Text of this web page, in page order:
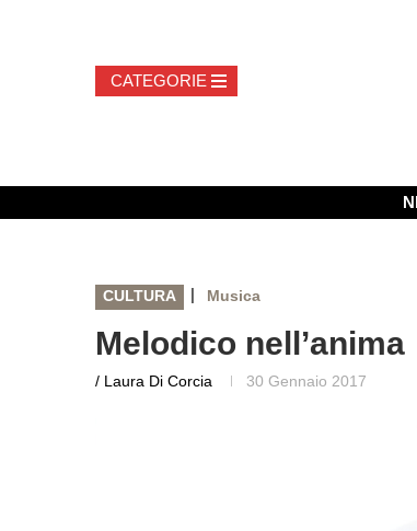
CULTURA | Musica
Melodico nell’anima
/ Laura Di Corcia 30 Gennaio 2017